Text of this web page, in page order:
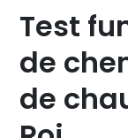
Test
de
de